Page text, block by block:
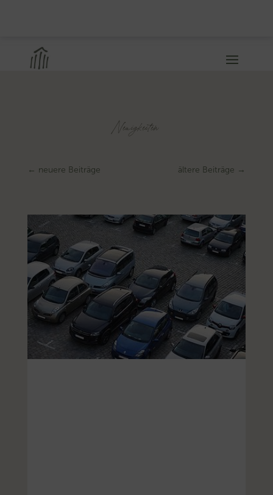
Neuigkeiten
← neuere Beiträge ältere Beiträge →